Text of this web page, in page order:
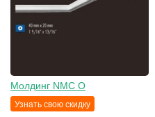
Молдинг NMC O
Узнать свою скидку